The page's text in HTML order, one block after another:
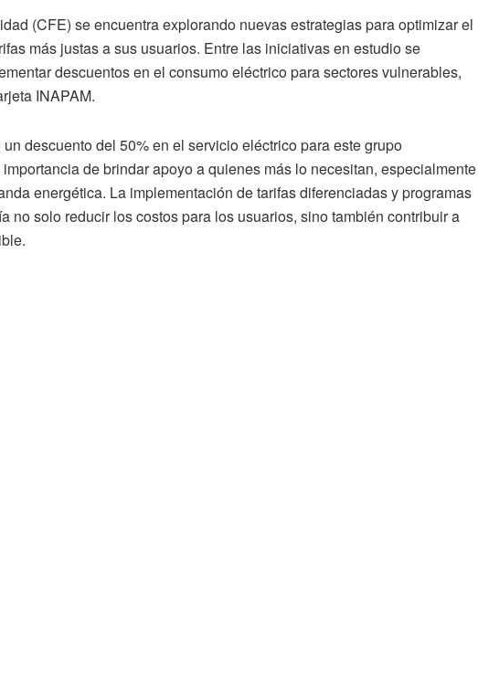
(CFE) se encuentra explorando nuevas estrategias para optimizar el
más justas a sus usuarios. Entre las iniciativas en estudio se
descuentos en el consumo eléctrico para sectores vulnerables,
INAPAM.
descuento del 50% en el servicio eléctrico para este grupo
de brindar apoyo a quienes más lo necesitan, especialmente
energética. La implementación de tarifas diferenciadas y programas
no solo reducir los costos para los usuarios, sino también contribuir a